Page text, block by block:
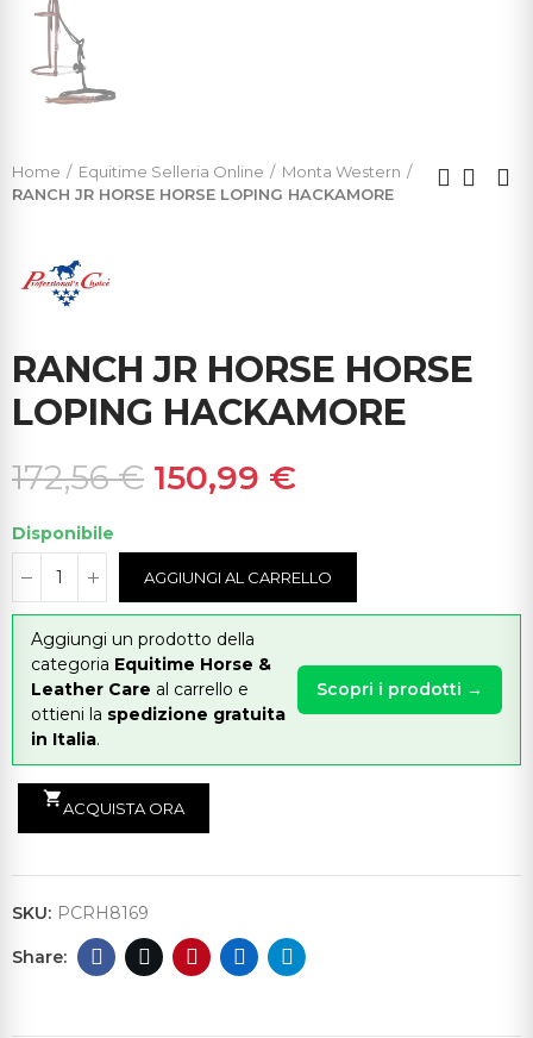
Home Equitime Selleria Online
Monta Western
RANCH JR HORSE HORSE LOPING HACKAMORE
RANCH JR HORSE HORSE
LOPING HACKAMORE
172,56 € 150,99 €
Disponibile
AGGIUNGI AL CARRELLO
Aggiungi un prodotto della
categoria Equitime Horse &
Leather Care al carrello e
ottieni la spedizione gratuita
in Italia.
Scopri i prodotti →
shopping_cart
ACQUISTA ORA
SKU: PCRH8169